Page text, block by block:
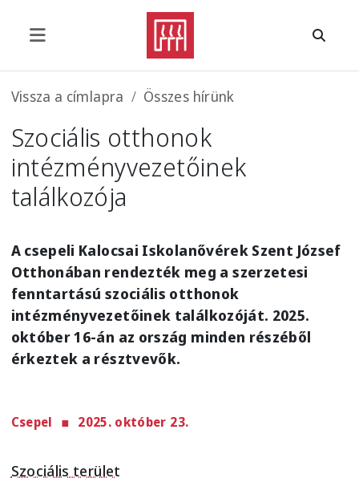
Morzsa
Vissza a címlapra Összes hírünk
Szociális otthonok
intézményvezetőinek
találkozója
A csepeli Kalocsai Iskolanővérek Szent József
Otthonában rendezték meg a szerzetesi
fenntartású szociális otthonok
intézményvezetőinek találkozóját. 2025.
október 16-án az ország minden részéből
érkeztek a résztvevők.
Csepel 2025. október 23.
Szociális terület